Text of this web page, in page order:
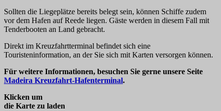
Sollten die Liegeplätze bereits belegt sein, können Schiffe zudem
vor dem Hafen auf Reede liegen. Gäste werden in diesem Fall mit
Tenderbooten an Land gebracht.
Direkt im Kreuzfahrtterminal befindet sich eine
Touristeninformation, an der Sie sich mit Karten versorgen können.
Für weitere Informationen, besuchen Sie gerne unsere Seite
Madeira Kreuzfahrt-Hafenterminal.
Klicken um
die Karte zu laden